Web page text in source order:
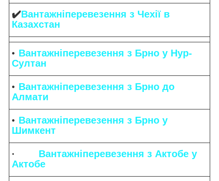
✔️Вантажніперевезення з Чехії в
Казахстан
Вантажніперевезення з Брно у Нур-
Султан
Вантажніперевезення з Брно до
Алмати
Вантажніперевезення з Брно у
Шимкент
· Вантажніперевезення з Актобе у
Актобе